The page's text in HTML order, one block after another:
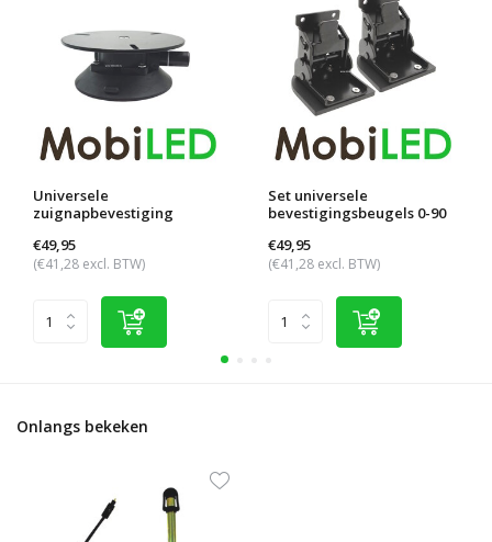
Universele
zuignapbevestiging
€49,95
(€41,28 excl. BTW)
Set universele
bevestigingsbeugels 0-90
€49,95
(€41,28 excl. BTW)
Onlangs bekeken